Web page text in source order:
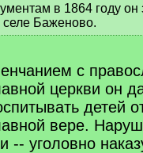
в 1864 году он
селе Баженово.
с
церкви он
детей
вере.
-- уголовно